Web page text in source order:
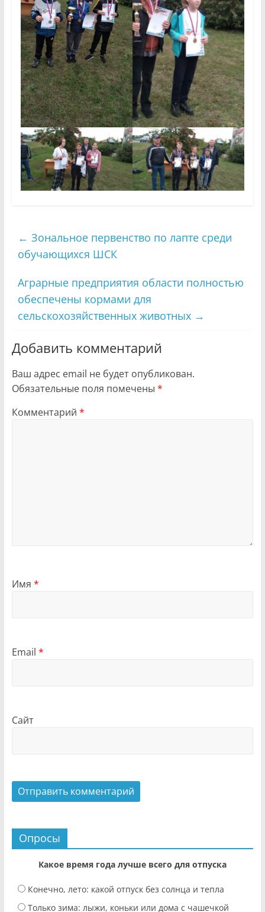
← Зональное первенство по лапте среди
обучающихся ШСК
Аграрные предприятия области полностью
обеспечены кормами для
сельскохозяйственных животных →
Добавить комментарий
Ваш адрес email не будет опубликован.
Обязательные поля помечены *
Комментарий *
Имя *
Email *
Сайт
Опросы
Какое время года лучше всего для отпуска
Конечно, лето: какой отпуск без солнца и тепла
Только зима: лыжи, коньки или дома с чашечкой